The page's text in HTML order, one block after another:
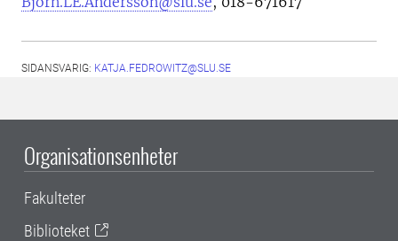
SIDANSVARIG: KATJA.FEDROWITZ@SLU.SE
Organisationsenheter
Fakulteter
Biblioteket